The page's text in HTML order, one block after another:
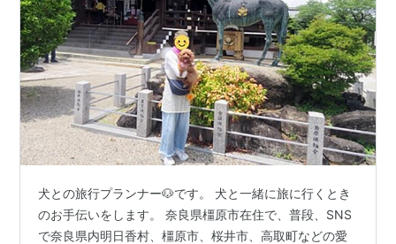
犬との旅行プランナー🐶です。 犬と一緒に旅に行くとき
のお手伝いをします。 奈良県橿原市在住で、普段、SNS
で奈良県内明日香村、橿原市、桜井市、高取町などの愛